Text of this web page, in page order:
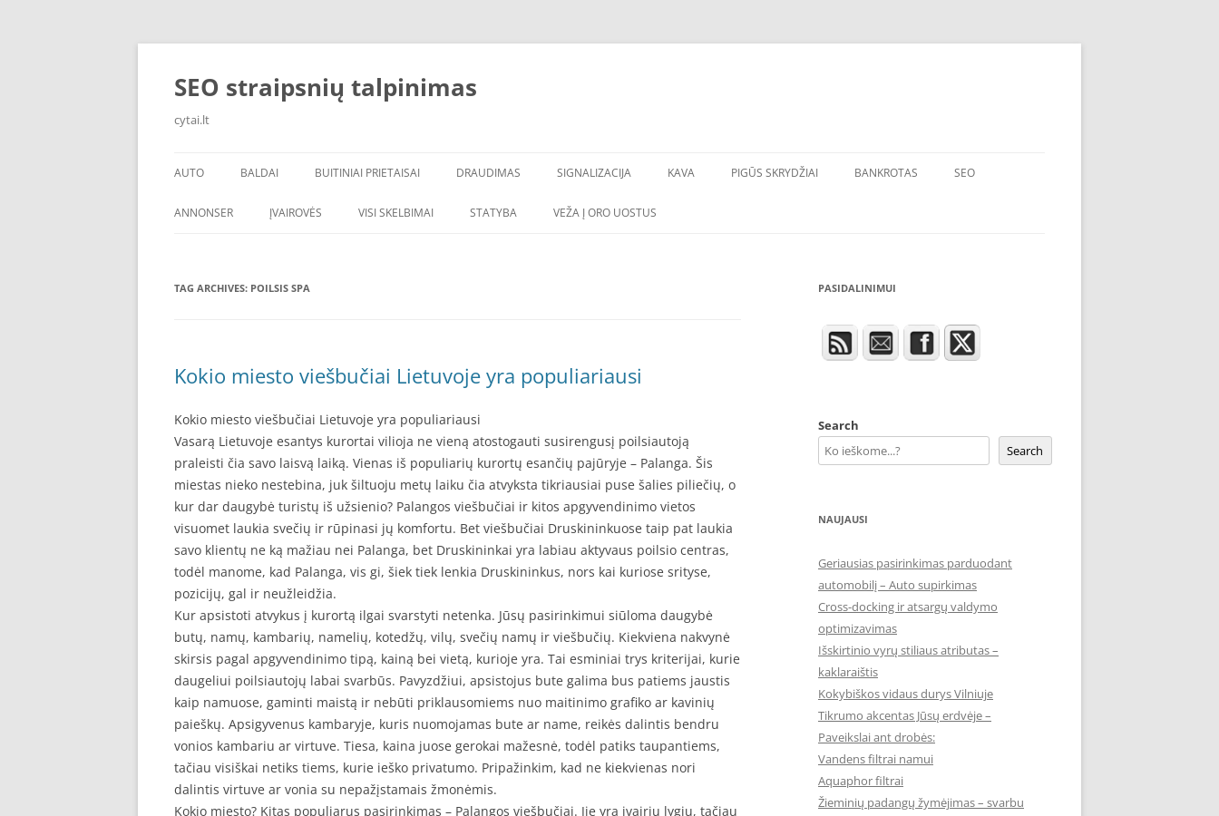
Skip
SEO straipsnių talpinimas
cytai.lt
AUTO
PADANGOS
BALDAI BUITINIAI PRIETAISAI DRAUDIMAS SIGNALIZACIJA KAVA PIGŪS SKRYDŽIAI BANKROTAS SEO
ANNONSER ĮVAIROVĖS VISI SKELBIMAI STATYBA VEŽA Į ORO UOSTUS
TAG ARCHIVES: POILSIS SPA
Kokio miesto viešbučiai Lietuvoje yra populiariausi
Kokio miesto viešbučiai Lietuvoje yra populiariausi
Vasarą Lietuvoje esantys kurortai vilioja ne vieną atostogauti susirengusį poilsiautoją
praleisti čia savo laisvą laiką. Vienas iš populiarių kurortų esančių pajūryje – Palanga. Šis
miestas nieko nestebina, juk šiltuoju metų laiku čia atvyksta tikriausiai puse šalies piliečių, o
kur dar daugybė turistų iš užsienio? Palangos viešbučiai ir kitos apgyvendinimo vietos
visuomet laukia svečių ir rūpinasi jų komfortu. Bet viešbučiai Druskininkuose taip pat laukia
savo klientų ne ką mažiau nei Palanga, bet Druskininkai yra labiau aktyvaus poilsio centras,
todėl manome, kad Palanga, vis gi, šiek tiek lenkia Druskininkus, nors kai kuriose srityse,
pozicijų, gal ir neužleidžia.
Kur apsistoti atvykus į kurortą ilgai svarstyti netenka. Jūsų pasirinkimui siūloma daugybė
butų, namų, kambarių, namelių, kotedžų, vilų, svečių namų ir viešbučių. Kiekviena nakvynė
skirsis pagal apgyvendinimo tipą, kainą bei vietą, kurioje yra. Tai esminiai trys kriterijai, kurie
daugeliui poilsiautojų labai svarbūs. Pavyzdžiui, apsistojus bute galima bus patiems jaustis
kaip namuose, gaminti maistą ir nebūti priklausomiems nuo maitinimo grafiko ar kavinių
paieškų. Apsigyvenus kambaryje, kuris nuomojamas bute ar name, reikės dalintis bendru
vonios kambariu ar virtuve. Tiesa, kaina juose gerokai mažesnė, todėl patiks taupantiems,
tačiau visiškai netiks tiems, kurie ieško privatumo. Pripažinkim, kad ne kiekvienas nori
dalintis virtuve ar vonia su nepažįstamais žmonėmis.
Kokio miesto? Kitas populiarus pasirinkimas – Palangos viešbučiai. Jie yra įvairių lygių, tačiau
PASIDALINIMUI
Search
Search
NAUJAUSI
Geriausias pasirinkimas parduodant
automobilį – Auto supirkimas
Cross-docking ir atsargų valdymo
optimizavimas
Išskirtinio vyrų stiliaus atributas –
kaklaraištis
Kokybiškos vidaus durys Vilniuje
Tikrumo akcentas Jūsų erdvėje –
Paveikslai ant drobės:
Vandens filtrai namui
Aquaphor filtrai
Žieminių padangų žymėjimas – svarbu